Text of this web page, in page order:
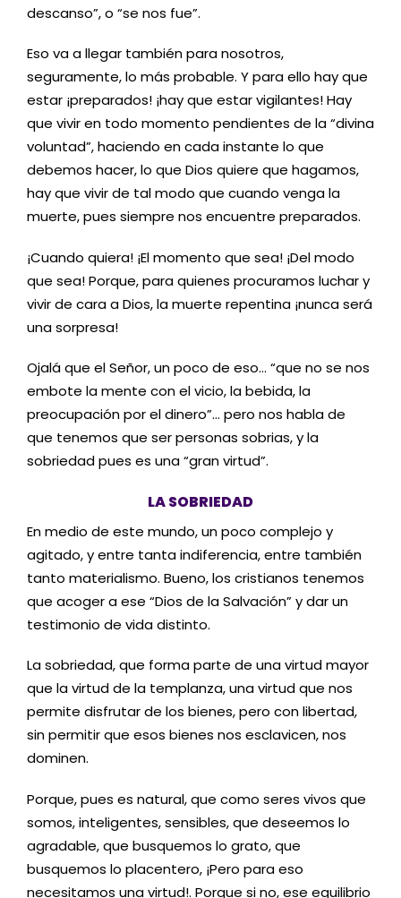
descanso”, o “se nos fue”.
Eso va a llegar también para nosotros,
seguramente, lo más probable. Y para ello hay que
estar ¡preparados! ¡hay que estar vigilantes! Hay
que vivir en todo momento pendientes de la “divina
voluntad”, haciendo en cada instante lo que
debemos hacer, lo que Dios quiere que hagamos,
hay que vivir de tal modo que cuando venga la
muerte, pues siempre nos encuentre preparados.
¡Cuando quiera! ¡El momento que sea! ¡Del modo
que sea! Porque, para quienes procuramos luchar y
vivir de cara a Dios, la muerte repentina ¡nunca será
una sorpresa!
Ojalá que el Señor, un poco de eso… “que no se nos
embote la mente con el vicio, la bebida, la
preocupación por el dinero”… pero nos habla de
que tenemos que ser personas sobrias, y la
sobriedad pues es una “gran virtud”.
LA SOBRIEDAD
En medio de este mundo, un poco complejo y
agitado, y entre tanta indiferencia, entre también
tanto materialismo. Bueno, los cristianos tenemos
que acoger a ese “Dios de la Salvación” y dar un
testimonio de vida distinto.
La sobriedad, que forma parte de una virtud mayor
que la virtud de la templanza, una virtud que nos
permite disfrutar de los bienes, pero con libertad,
sin permitir que esos bienes nos esclavicen, nos
dominen.
Porque, pues es natural, que como seres vivos que
somos, inteligentes, sensibles, que deseemos lo
agradable, que busquemos lo grato, que
busquemos lo placentero, ¡Pero para eso
necesitamos una virtud!. Porque si no, ese equilibrio